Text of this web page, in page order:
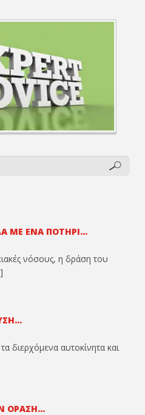
ΜΕ ΈΝΑ ΠΟΤΉΡΙ...
νόσους, η δράση του
διερχόμενα αυτοκίνητα και
ΌΡΑΣΉ...